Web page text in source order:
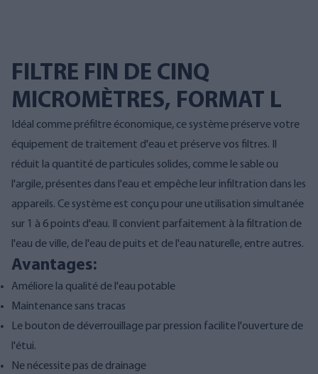
FILTRE FIN DE CINQ
MICROMÈTRES, FORMAT L
Idéal comme préfiltre économique, ce système préserve votre
équipement de traitement d'eau et préserve vos filtres. Il
réduit la quantité de particules solides, comme le sable ou
l'argile, présentes dans l'eau et empêche leur infiltration dans les
appareils. Ce système est conçu pour une utilisation simultanée
sur 1 à 6 points d'eau. Il convient parfaitement à la filtration de
l'eau de ville, de l'eau de puits et de l'eau naturelle, entre autres.
Avantages:
Améliore la qualité de l'eau potable
Maintenance sans tracas
Le bouton de déverrouillage par pression facilite l'ouverture de
l'étui.
Ne nécessite pas de drainage